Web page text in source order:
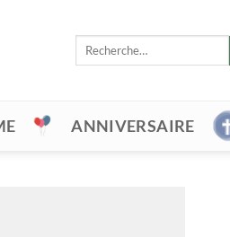
Recherche
ANNIVERSAIRE